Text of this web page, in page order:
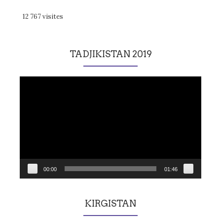
12 767 visites
TADJIKISTAN 2019
00:00 01:46
KIRGISTAN